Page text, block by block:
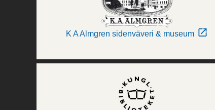
K A Almgren sidenväveri & museum